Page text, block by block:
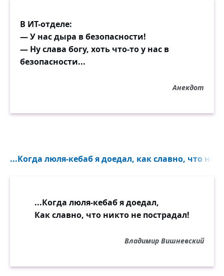
В ИТ-отделе:
— У нас дыра в безопасности!
— Ну слава богу, хоть что-то у нас в
безопасности...
Анекдот
...Когда люля-кебаб я доедал, как славно, что
...Когда люля-кебаб я доедал,
Как славно, что никто не пострадал!
Владимир Вишневский